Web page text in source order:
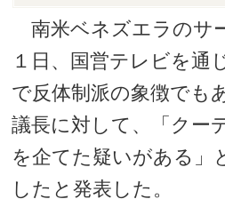
南米ベネズエラのサ
１日、国営テレビを通
で反体制派の象徴でも
議長に対して、「クー
を企てた疑いがある」
したと発表した。